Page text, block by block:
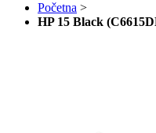
Početna >
HP 15 Black